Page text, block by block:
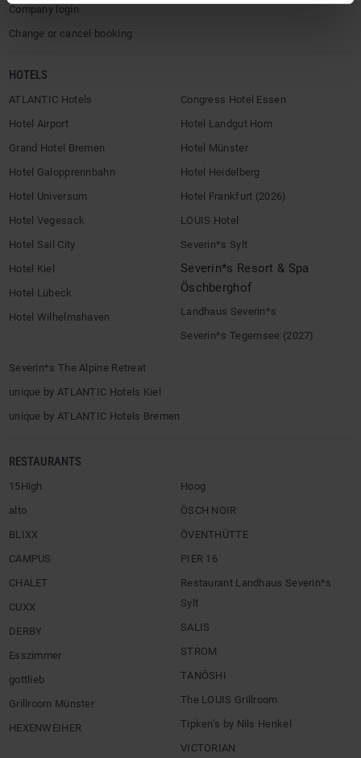
Company login
Change or cancel booking
HOTELS
ATLANTIC Hotels
Hotel Airport
Grand Hotel Bremen
Hotel Galopprennbahn
Hotel Universum
Hotel Vegesack
Hotel Sail City
Hotel Kiel
Hotel Lübeck
Hotel Wilhelmshaven
Congress Hotel Essen
Hotel Landgut Horn
Hotel Münster
Hotel Heidelberg
Hotel Frankfurt (2026)
LOUIS Hotel
Severin*s Sylt
Severin*s Resort & Spa
Öschberghof
Landhaus Severin*s
Severin*s Tegernsee (2027)
Severin*s The Alpine Retreat
unique by ATLANTIC Hotels Kiel
unique by ATLANTIC Hotels Bremen
RESTAURANTS
15High
alto
BLIXX
CAMPUS
CHALET
CUXX
DERBY
Esszimmer
gottlieb
Grillroom Münster
HEXENWEIHER
Hoog
ÖSCH NOIR
ÖVENTHÜTTE
PIER 16
Restaurant Landhaus Severin*s
Sylt
SALIS
STROM
TANÖSHI
The LOUIS Grillroom
Tipken’s by Nils Henkel
VICTORIAN